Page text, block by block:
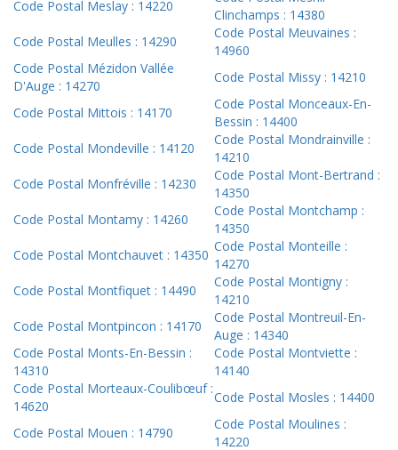
Code Postal Meslay : 14220
Clinchamps : 14380
Code Postal Meulles : 14290
Code Postal Meuvaines :
14960
Code Postal Mézidon Vallée
D'Auge : 14270
Code Postal Missy : 14210
Code Postal Mittois : 14170
Code Postal Monceaux-En-
Bessin : 14400
Code Postal Mondeville : 14120
Code Postal Mondrainville :
14210
Code Postal Monfréville : 14230
Code Postal Mont-Bertrand :
14350
Code Postal Montamy : 14260
Code Postal Montchamp :
14350
Code Postal Montchauvet : 14350
Code Postal Monteille :
14270
Code Postal Montfiquet : 14490
Code Postal Montigny :
14210
Code Postal Montpincon : 14170
Code Postal Montreuil-En-
Auge : 14340
Code Postal Monts-En-Bessin :
14310
Code Postal Montviette :
14140
Code Postal Morteaux-Coulibœuf :
14620
Code Postal Mosles : 14400
Code Postal Mouen : 14790
Code Postal Moulines :
14220